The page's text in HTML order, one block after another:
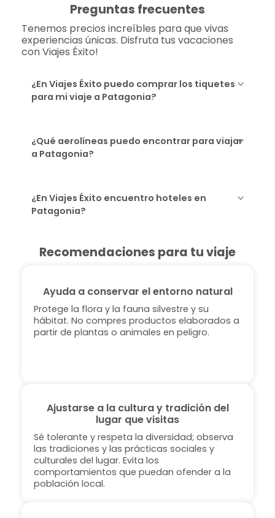
Preguntas frecuentes
Tenemos precios increíbles para que vivas
experiencias únicas. Disfruta tus vacaciones
con Viajes Éxito!
¿En Viajes Éxito puedo comprar los tiquetes
para mi viaje a Patagonia?
¿Qué aerolíneas puedo encontrar para viajar
a Patagonia?
¿En Viajes Éxito encuentro hoteles en
Patagonia?
Recomendaciones para tu viaje
Ayuda a conservar el entorno natural
Protege la flora y la fauna silvestre y su
hábitat. No compres productos elaborados a
partir de plantas o animales en peligro.
Ajustarse a la cultura y tradición del
lugar que visitas
Sé tolerante y respeta la diversidad; observa
las tradiciones y las prácticas sociales y
culturales del lugar. Evita los
comportamientos que puedan ofender a la
población local.